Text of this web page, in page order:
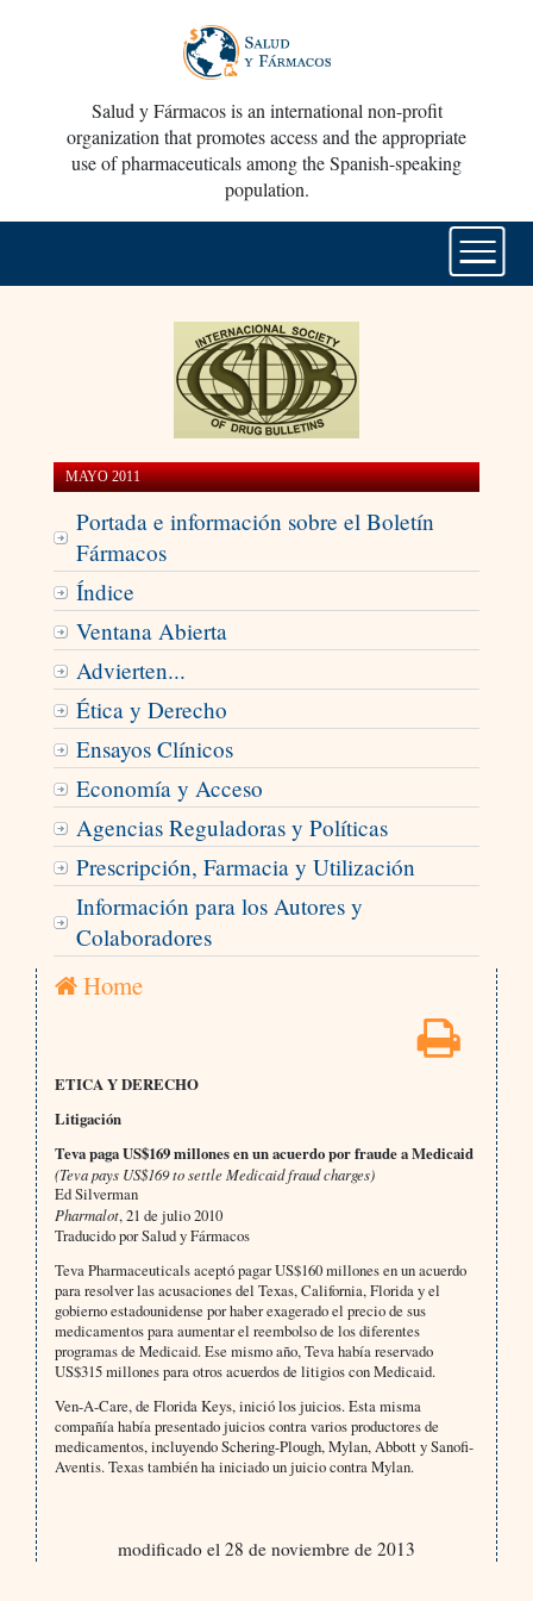
Salud y Fármacos is an international non-profit
organization that promotes access and the appropriate
use of pharmaceuticals among the Spanish-speaking
population.
MAYO 2011
Portada e información sobre el Boletín
Fármacos
Índice
Ventana Abierta
Advierten...
Ética y Derecho
Ensayos Clínicos
Economía y Acceso
Agencias Reguladoras y Políticas
Prescripción, Farmacia y Utilización
Información para los Autores y
Colaboradores
Home
ETICA Y DERECHO
Litigación
Teva paga US$169 millones en un acuerdo por fraude a Medicaid
(Teva pays US$169 to settle Medicaid fraud charges)
Ed Silverman
Pharmalot, 21 de julio 2010
Traducido por Salud y Fármacos
Teva Pharmaceuticals aceptó pagar US$160 millones en un acuerdo
para resolver las acusaciones del Texas, California, Florida y el
gobierno estadounidense por haber exagerado el precio de sus
medicamentos para aumentar el reembolso de los diferentes
programas de Medicaid. Ese mismo año, Teva había reservado
US$315 millones para otros acuerdos de litigios con Medicaid.
Ven-A-Care, de Florida Keys, inició los juicios. Esta misma
compañía había presentado juicios contra varios productores de
medicamentos, incluyendo Schering-Plough, Mylan, Abbott y Sanofi-
Aventis. Texas también ha iniciado un juicio contra Mylan.
modificado el 28 de noviembre de 2013